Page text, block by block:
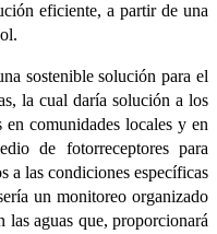
eficiente, a partir de una
sostenible solución para el
la cual daría solución a los
comunidades locales y en
de fotorreceptores para
a las condiciones específicas
un monitoreo organizado
las aguas que, proporcionará